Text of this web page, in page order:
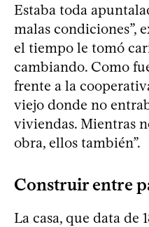
Estaba toda
malas condiciones”,
el tiempo le tomó
cambiando. Como
frente a la
viejo donde no
viviendas. Mientras
obra, ellos también”.
Construir entre
La casa, que data de